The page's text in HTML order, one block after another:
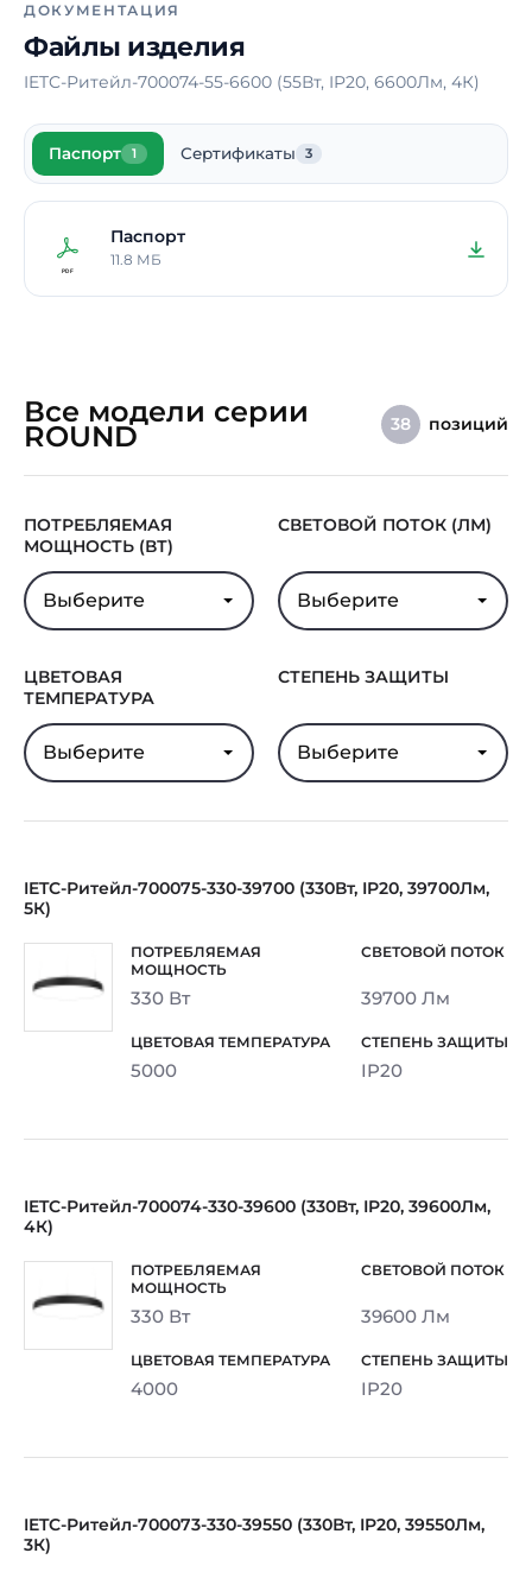
Материал корпуса
Блок аварийного питания
Подвесной
Длина
Ширина
Высота / Глубина
Срок службы светодиодов
100000 ч.
ДОКУМЕНТАЦИЯ
Файлы изделия
IETC-Ритейл-700074-55-6600 (55Вт, IP20, 6600Лм, 4К)
Паспорт 1 Сертификаты 3
Паспорт
11.8 МБ
Все модели серии
ROUND 38 позиций
ПОТРЕБЛЯЕМАЯ
МОЩНОСТЬ (ВТ)
Выберите
СВЕТОВОЙ ПОТОК (ЛМ)
Выберите
ЦВЕТОВАЯ
ТЕМПЕРАТУРА
Выберите
СТЕПЕНЬ ЗАЩИТЫ
Выберите
IETC-Ритейл-700075-330-39700 (330Вт, IP20, 39700Лм,
5К)
330 Вт 39700 Лм
5000 IP20
IETC-Ритейл-700074-330-39600 (330Вт, IP20, 39600Лм,
4К)
330 Вт 39600 Лм
4000 IP20
IETC-Ритейл-700073-330-39550 (330Вт, IP20, 39550Лм,
3К)